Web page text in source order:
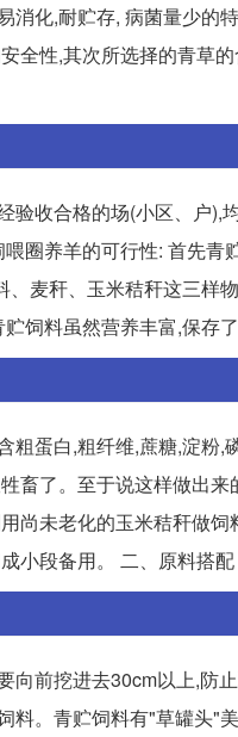
消化,耐贮存, 病菌量少的
全性,其次所选择的青草
验收合格的场(小区、户),
圈养羊的可行性: 首先青
麦秆、玉米秸秆这三样
饲料虽然营养丰富,保存了
粗蛋白,粗纤维,蔗糖,淀粉,
畜了。至于说这样做出来
尚未老化的玉米秸秆做饲
段备用。 二、原料搭配
向前挖进去30cm以上,防
料。青贮饲料有"草罐头"